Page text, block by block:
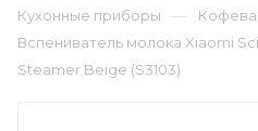
Кухонные приборы —
Вспениватель молока Xiaomi
Steamer Beige (S3103)